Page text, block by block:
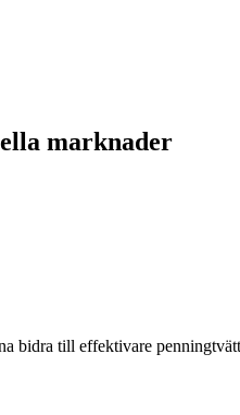
marknader
bidra till effektivare